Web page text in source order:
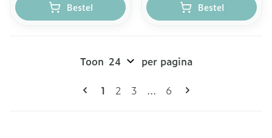
Bestel Bestel
Pagina's
U lees momenteel pagina
1 Pagina
2 Pagina
3 ... Pagina
6
Toon per pagina